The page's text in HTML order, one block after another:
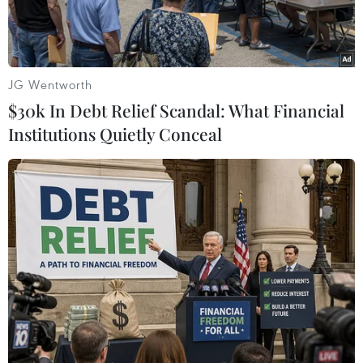
Đội trưởng Harry Kane của đội tuyển Anh. (Nguồn: AFP/TTXVN)
Đội tuyển Anh đang đứng trước sức ép lớn khi
được coi là một trong những ứng cử viên vô
địch của EURO 2024 và huấn luyện viên Gareth
Southgate đặt mục tiêu tiên quyết là đưa một
JG Wentworth
$30k In Debt Relief Scandal: What Financial
Institutions Quietly Conceal